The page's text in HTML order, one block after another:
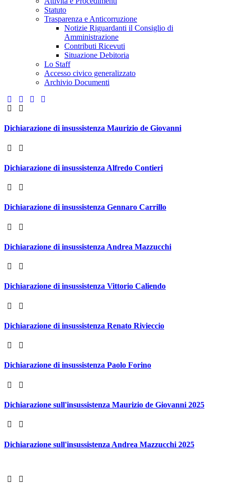
Statuto
Trasparenza e Anticorruzione
Notizie Riguardanti il Consiglio di
Amministrazione
Contributi Ricevuti
Situazione Debitoria
Lo Staff
Accesso civico generalizzato
Archivio Documenti
Dichiarazione di insussistenza Maurizio de Giovanni
Dichiarazione di insussistenza Alfredo Contieri
Dichiarazione di insussistenza Gennaro Carrillo
Dichiarazione di insussistenza Andrea Mazzucchi
Dichiarazione di insussistenza Vittorio Caliendo
Dichiarazione di insussistenza Renato Rivieccio
Dichiarazione di insussistenza Paolo Forino
Dichiarazione sull'insussistenza Maurizio de Giovanni 2025
Dichiarazione sull'insussistenza Andrea Mazzucchi 2025